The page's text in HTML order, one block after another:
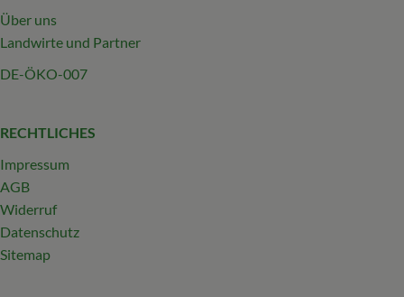
Über uns
Landwirte und Partner
DE-ÖKO-007
RECHTLICHES
Impressum
AGB
Widerruf
Datenschutz
Sitemap